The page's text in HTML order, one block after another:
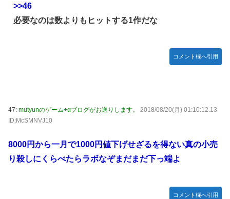
>>46
必要なのは数よりもヒットする1作だな
コメント欄へ引用
47: mutyunのゲーム+αブログがお送りします。
2018/08/20(月) 01:10:12.13
ID:McSMNVJ10
8000円から一月で1000円値下げせざるを得ない真の小売
り殺しにくらべたらラボなぞまだまだ下っ端よ
コメント欄へ引用